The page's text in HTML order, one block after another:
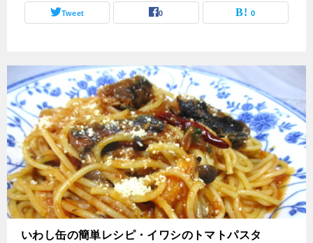
Tweet 0 0
いわし缶の簡単レシピ・イワシのトマトパスタ